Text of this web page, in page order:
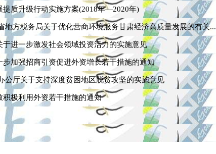
提质升级行动实施方案(2018年—2020年)
地方税务局关于优化营商环境服务甘肃经济高质量发展的有关...
于进一步激发社会领域投资活力的实施意见
步加强招商引资促进外资增长若干措施的通知
公厅关于支持深度贫困地区脱贫攻坚的实施意见
积极利用外资若干措施的通知